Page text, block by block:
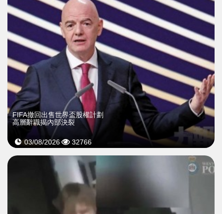
FIFA撤回出售世界盃股權計劃
高層辭職揭內部決裂
03/08/2026 32766